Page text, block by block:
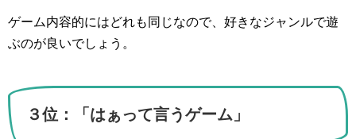
ゲーム内容的にはどれも同じなので、好きなジャンルで遊
ぶのが良いでしょう。
３位：「はぁって言うゲーム」